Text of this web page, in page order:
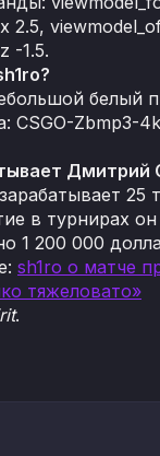
2.5,
-1.5.
белый
CSGO-Zbmp3-
Дмитрий
25
в турнирах
1 200 000
sh1ro о матче
тяжеловато»
.